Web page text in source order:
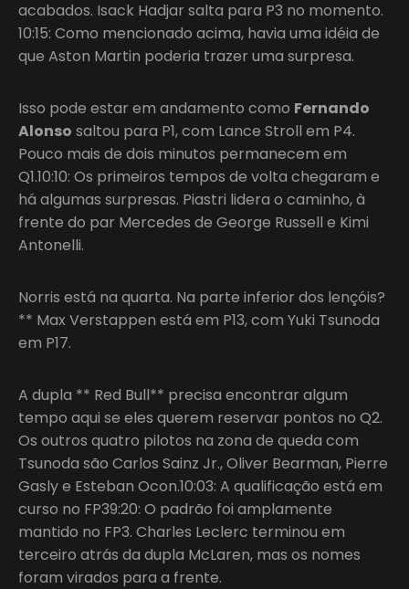
acabados. Isack Hadjar salta para P3 no momento.
10:15: Como mencionado acima, havia uma idéia de
que Aston Martin poderia trazer uma surpresa.
Isso pode estar em andamento como Fernando
Alonso saltou para P1, com Lance Stroll em P4.
Pouco mais de dois minutos permanecem em
Q1.10:10: Os primeiros tempos de volta chegaram e
há algumas surpresas. Piastri lidera o caminho, à
frente do par Mercedes de George Russell e Kimi
Antonelli.
Norris está na quarta. Na parte inferior dos lençóis?
** Max Verstappen está em P13, com Yuki Tsunoda
em P17.
A dupla ** Red Bull** precisa encontrar algum
tempo aqui se eles querem reservar pontos no Q2.
Os outros quatro pilotos na zona de queda com
Tsunoda são Carlos Sainz Jr., Oliver Bearman, Pierre
Gasly e Esteban Ocon.10:03: A qualificação está em
curso no FP39:20: O padrão foi amplamente
mantido no FP3. Charles Leclerc terminou em
terceiro atrás da dupla McLaren, mas os nomes
foram virados para a frente.